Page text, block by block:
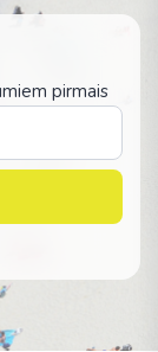
pirmais